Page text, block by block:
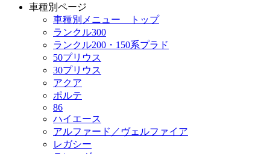
車種別ページ
車種別メニュー トップ
ランクル300
ランクル200・150系プラド
50プリウス
30プリウス
アクア
ポルテ
86
ハイエース
アルファード／ヴェルファイア
レガシー